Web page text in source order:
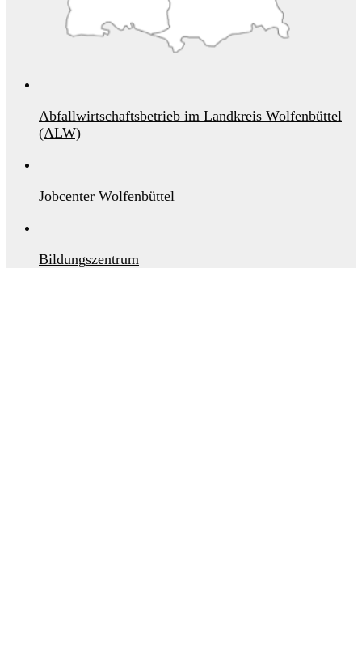
Abfallwirtschaftsbetrieb im Landkreis Wolfenbüttel
(ALW)
Jobcenter Wolfenbüttel
Bildungszentrum